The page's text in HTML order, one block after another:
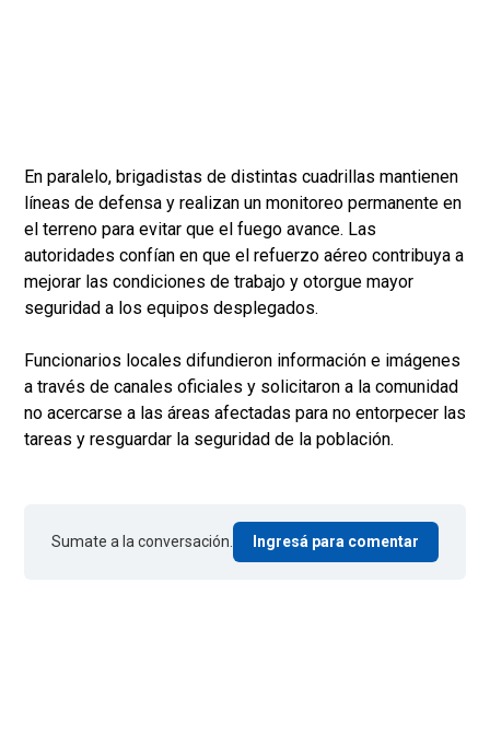
En paralelo, brigadistas de distintas cuadrillas mantienen
líneas de defensa y realizan un monitoreo permanente en
el terreno para evitar que el fuego avance. Las
autoridades confían en que el refuerzo aéreo contribuya a
mejorar las condiciones de trabajo y otorgue mayor
seguridad a los equipos desplegados.
Funcionarios locales difundieron información e imágenes
a través de canales oficiales y solicitaron a la comunidad
no acercarse a las áreas afectadas para no entorpecer las
tareas y resguardar la seguridad de la población.
Sumate a la conversación. Ingresá para comentar